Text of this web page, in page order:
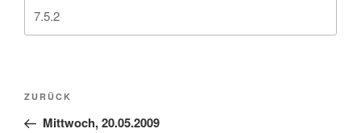
Beitragsnavigation
Vorheriger
Beitrag
ZURÜCK
Mittwoch, 20.05.2009